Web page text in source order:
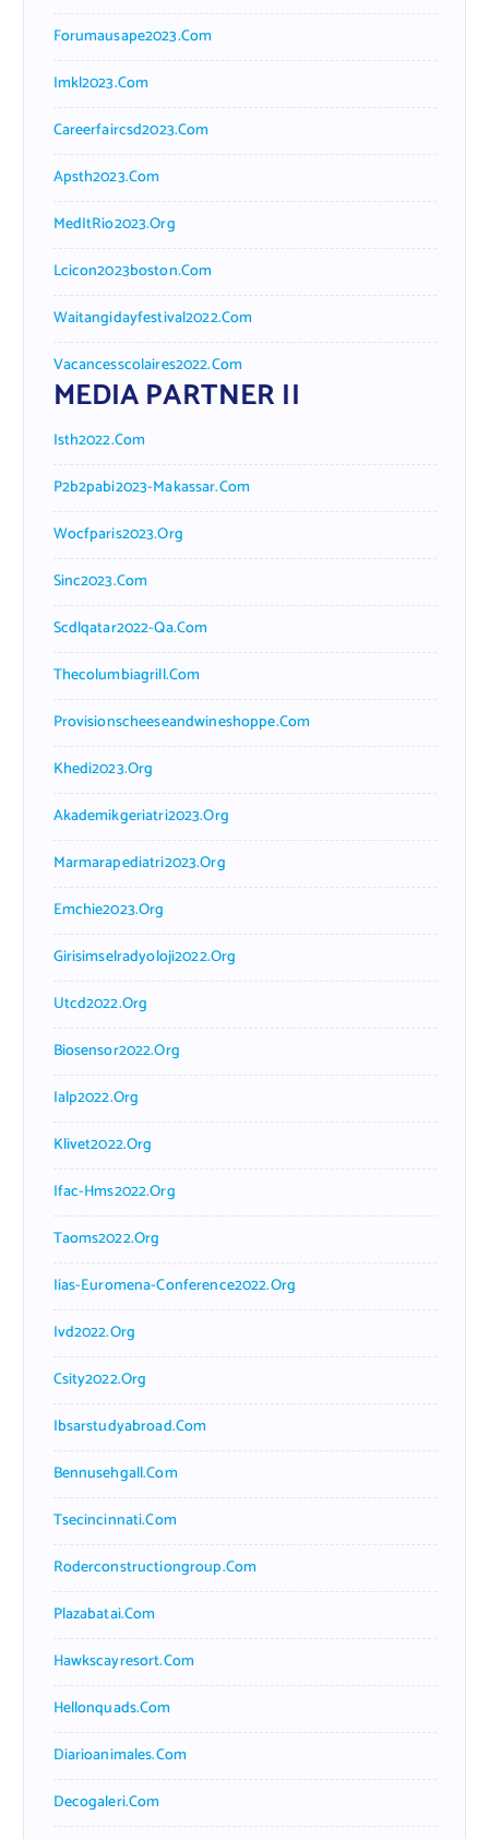
Forumausape2023.com
Imkl2023.com
Careerfaircsd2023.com
Apsth2023.com
MedItRio2023.org
Lcicon2023boston.com
Waitangidayfestival2022.com
Vacancesscolaires2022.com
MEDIA PARTNER II
Isth2022.com
P2b2pabi2023-Makassar.com
Wocfparis2023.org
Sinc2023.com
Scdlqatar2022-Qa.com
Thecolumbiagrill.com
Provisionscheeseandwineshoppe.com
Khedi2023.org
Akademikgeriatri2023.org
Marmarapediatri2023.org
Emchie2023.org
Girisimselradyoloji2022.org
Utcd2022.org
Biosensor2022.org
Ialp2022.org
Klivet2022.org
Ifac-Hms2022.org
Taoms2022.org
Iias-Euromena-Conference2022.org
Ivd2022.org
Csity2022.org
Ibsarstudyabroad.com
Bennusehgall.com
Tsecincinnati.com
Roderconstructiongroup.com
Plazabatai.com
Hawkscayresort.com
Hellonquads.com
Diarioanimales.com
Decogaleri.com